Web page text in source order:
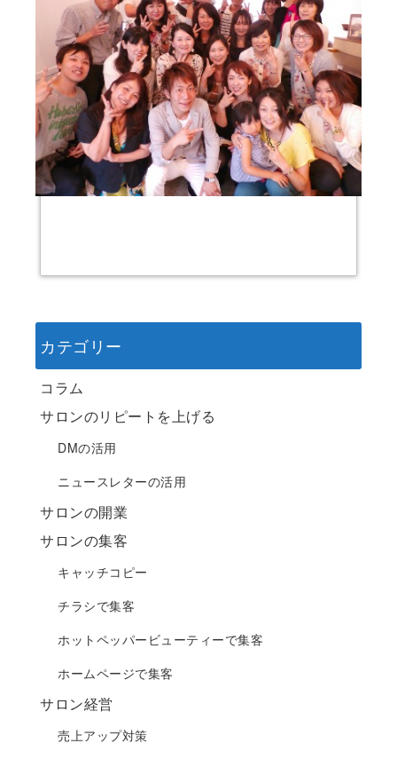
カテゴリー
コラム
サロンのリピートを上げる
DMの活用
ニュースレターの活用
サロンの開業
サロンの集客
キャッチコピー
チラシで集客
ホットペッパービューティーで集客
ホームページで集客
サロン経営
売上アップ対策